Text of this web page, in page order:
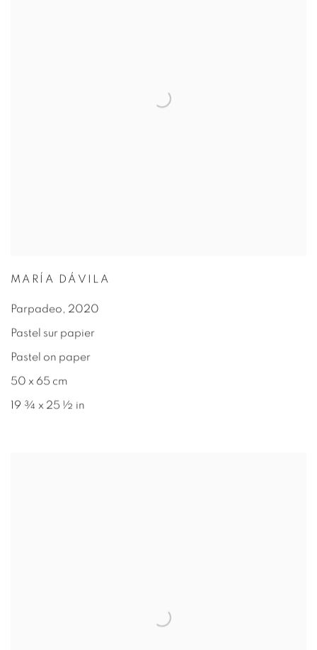
MARÍA DÁVILA
Parpadeo, 2020
Pastel sur papier
Pastel on paper
50 x 65 cm
19 ¾ x 25 ½ in